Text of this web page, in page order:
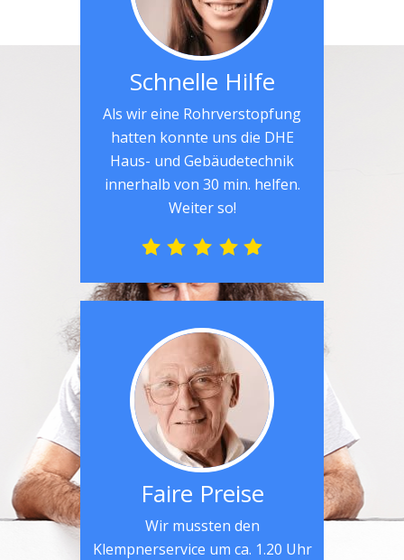
Schnelle Hilfe
Als wir eine Rohrverstopfung
hatten konnte uns die DHE
Haus- und Gebäudetechnik
innerhalb von 30 min. helfen.
Weiter so!
Faire Preise
Wir mussten den
Klempnerservice um ca. 1.20 Uhr